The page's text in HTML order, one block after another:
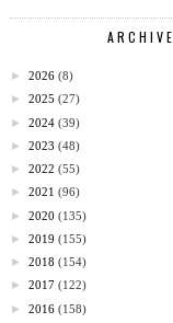
ARCHIVE
► 2026 (8)
► 2025 (27)
► 2024 (39)
► 2023 (48)
► 2022 (55)
► 2021 (96)
► 2020 (135)
► 2019 (155)
► 2018 (154)
► 2017 (122)
► 2016 (158)